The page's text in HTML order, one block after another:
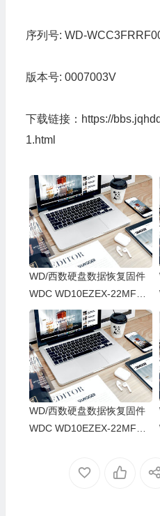
序列号: WD-
版本号: 0007003V
下载链接： https://
1.html
WD/西数硬盘数据恢复固件
WDC WD10EZEX-22MFCA
0-01.01A01-WD-WCC6Y3F
X8ZZU-00050019-1578
WD/西数硬盘数据恢复固件
WDC WD10EZEX-22MFCA